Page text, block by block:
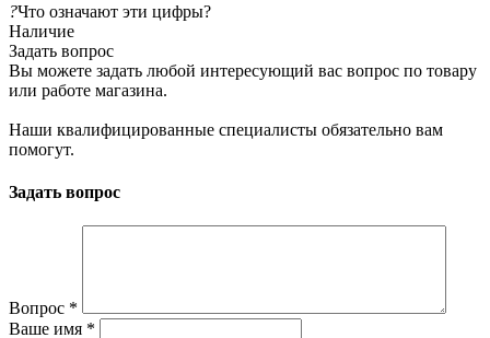
?Что означают эти цифры?
Наличие
Задать вопрос
Вы можете задать любой интересующий вас вопрос по товару
или работе магазина.
Наши квалифицированные специалисты обязательно вам
помогут.
Задать вопрос
Вопрос *
Ваше имя *